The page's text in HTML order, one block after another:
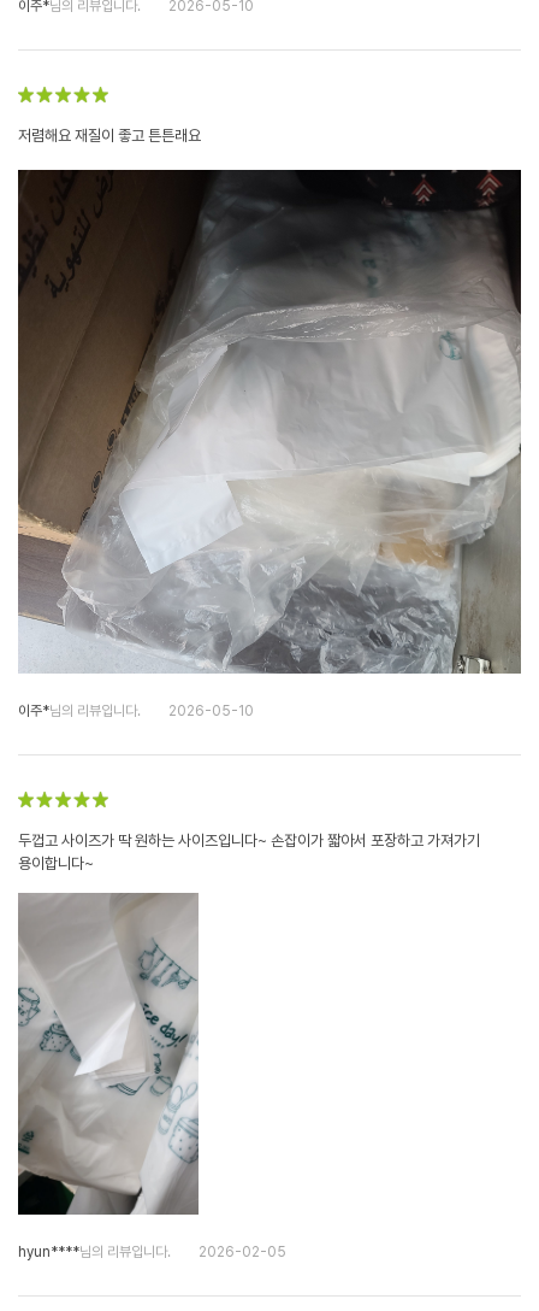
이주*님의 리뷰입니다. 2026-05-10
저렴해요 재질이 좋고 튼튼래요
이주*님의 리뷰입니다. 2026-05-10
두껍고 사이즈가 딱 원하는 사이즈입니다~ 손잡이가 짧아서 포장하고 가져가기
용이합니다~
hyun****님의 리뷰입니다. 2026-02-05